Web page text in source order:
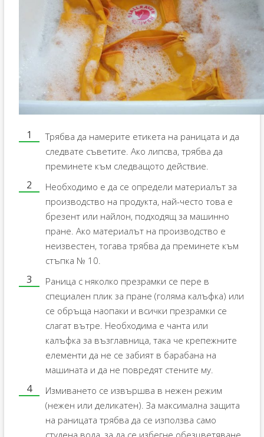
Трябва да намерите етикета на раницата и да
следвате съветите. Ако липсва, трябва да
преминете към следващото действие.
Необходимо е да се определи материалът за
производство на продукта, най-често това е
брезент или найлон, подходящ за машинно
пране. Ако материалът на производство е
неизвестен, тогава трябва да преминете към
стъпка № 10.
Раница с няколко презрамки се пере в
специален плик за пране (голяма калъфка) или
се обръща наопаки и всички презрамки се
слагат вътре. Необходима е чанта или
калъфка за възглавница, така че крепежните
елементи да не се забият в барабана на
машината и да не повредят стените му.
Измиването се извършва в нежен режим
(нежен или деликатен). За максимална защита
на раницата трябва да се използва само
студена вода, за да се избегне обезцветяване